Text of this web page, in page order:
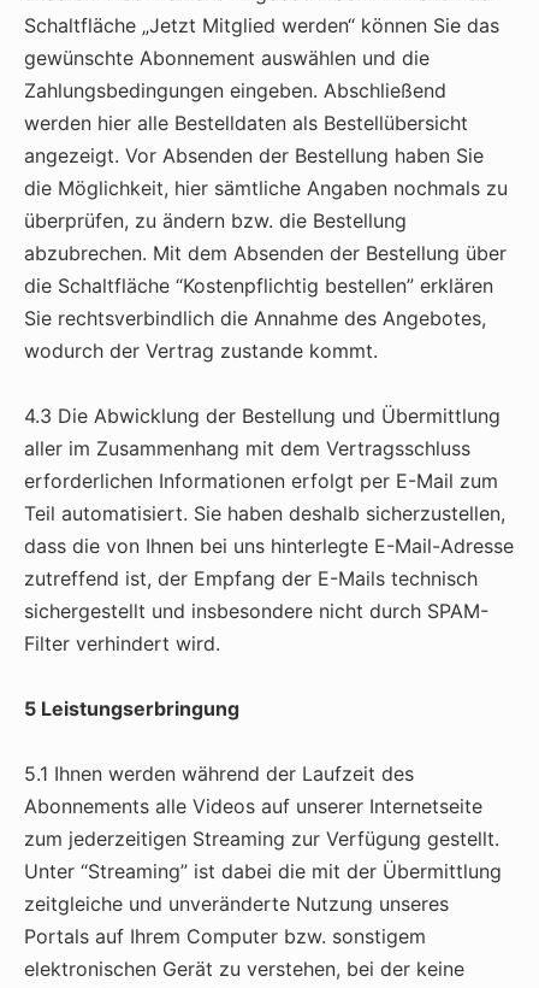
Schaltfläche „Jetzt Mitglied werden“ können Sie das
gewünschte Abonnement auswählen und die
Zahlungsbedingungen eingeben. Abschließend
werden hier alle Bestelldaten als Bestellübersicht
angezeigt. Vor Absenden der Bestellung haben Sie
die Möglichkeit, hier sämtliche Angaben nochmals zu
überprüfen, zu ändern bzw. die Bestellung
abzubrechen. Mit dem Absenden der Bestellung über
die Schaltfläche “Kostenpflichtig bestellen” erklären
Sie rechtsverbindlich die Annahme des Angebotes,
wodurch der Vertrag zustande kommt.
4.3 Die Abwicklung der Bestellung und Übermittlung
aller im Zusammenhang mit dem Vertragsschluss
erforderlichen Informationen erfolgt per E-Mail zum
Teil automatisiert. Sie haben deshalb sicherzustellen,
dass die von Ihnen bei uns hinterlegte E-Mail-Adresse
zutreffend ist, der Empfang der E-Mails technisch
sichergestellt und insbesondere nicht durch SPAM-
Filter verhindert wird.
5 Leistungserbringung
5.1 Ihnen werden während der Laufzeit des
Abonnements alle Videos auf unserer Internetseite
zum jederzeitigen Streaming zur Verfügung gestellt.
Unter “Streaming” ist dabei die mit der Übermittlung
zeitgleiche und unveränderte Nutzung unseres
Portals auf Ihrem Computer bzw. sonstigem
elektronischen Gerät zu verstehen, bei der keine